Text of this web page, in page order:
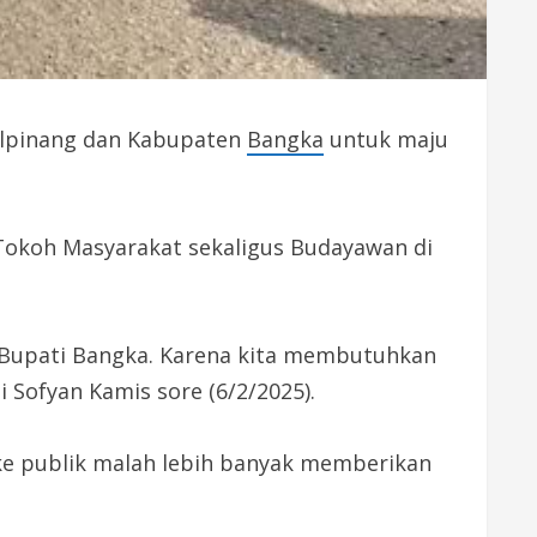
dan Kabupaten Bangka untuk maju
Masyarakat sekaligus Budayawan di
Bangka. Karena kita membutuhkan
Kamis sore (6/2/2025).
publik malah lebih banyak memberikan